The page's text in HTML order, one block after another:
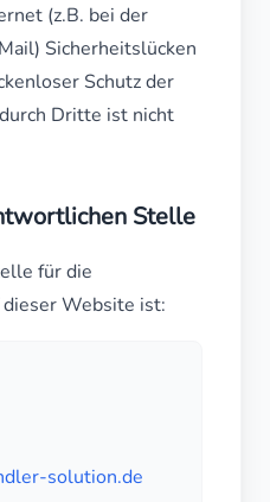
(z.B. bei der
Sicherheitslücken
Schutz der
Dritte ist nicht
Stelle
für die
Website ist:
solution.de